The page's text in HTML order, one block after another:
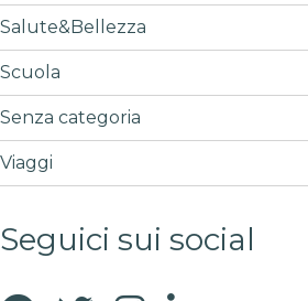
Salute&Bellezza
Scuola
Senza categoria
Viaggi
Seguici sui social